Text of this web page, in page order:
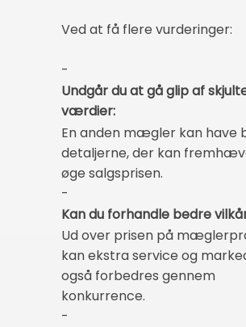
Ved at få flere vurderinger:
-
Undgår du at gå glip af
værdier:
En anden mægler kan have
detaljerne, der kan
øge salgsprisen.
-
Kan du forhandle bedre
Ud over prisen på
kan ekstra service og
også forbedres gennem
konkurrence.
-